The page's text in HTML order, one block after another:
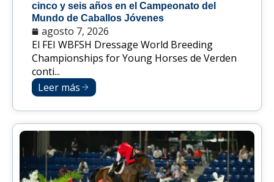
cinco y seis años en el Campeonato del
Mundo de Caballos Jóvenes
agosto 7, 2026
El FEI WBFSH Dressage World Breeding
Championships for Young Horses de Verden
conti...
Leer más